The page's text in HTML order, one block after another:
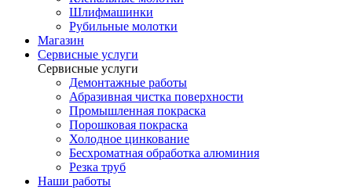
Шлифмашинки
Рубильные молотки
Магазин
Сервисные услуги
Сервисные услуги
Демонтажные работы
Абразивная чистка поверхности
Промышленная покраска
Порошковая покраска
Холодное цинкование
Бесхроматная обработка алюминия
Резка труб
Наши работы